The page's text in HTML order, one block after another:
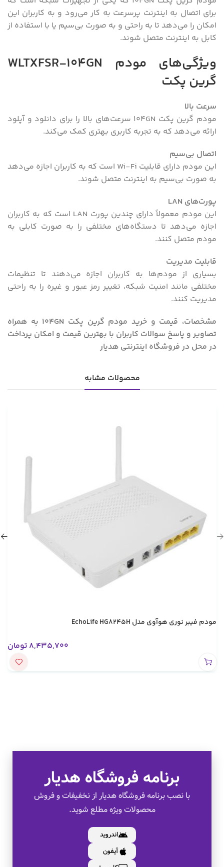
برای اتصال به اینترنت پرسرعت به کار می‌رود و به کاربران این
امکان را می‌دهد تا به راحتی و به صورت بی‌سیم یا با استفاده از
کابل به اینترنت متصل شوند.
ویژگی‌های مودم WLTXFSR-104GN
گرین پکت
سرعت بالا
مودم گرین پکت 104GN سرعت‌های بالا را برای دانلود و آپلود
ارائه می‌دهد که به تجربه کاربری بهتری کمک می‌کند.
اتصال بی‌سیم
این مودم دارای قابلیت Wi-Fi است که به کاربران اجازه می‌دهد
به صورت بی‌سیم به اینترنت متصل شوند.
پورت‌های LAN
این مودم معمولاً دارای چندین پورت LAN است که به کاربران
اجازه می‌دهد تا دستگاه‌های مختلفی را به صورت کابلی به
مودم متصل کنند.
قابلیت مدیریت
بسیاری از مودم‌ها به کاربران اجازه می‌دهند تا تنظیمات
مختلفی مانند امنیت شبکه، تغییر رمز عبور و غیره را به راحتی
مدیریت کنند.
مشخصات، قیمت و خرید مودم گرین پکت 104GN به همراه
تصاویر و پاسخ سوالات کاربران با بهترین قیمت و امکان پرداخت
در محل در فروشگاه اینترنتی هدیار
محصولات مشابه
مودم فیبر نوری هوآوی مدل EchoLife HG8245H
8,435,700 تومان
برنامه فروشگاه هدیار
با نصب برنامه فروشگاه هدیار از نخفیفات و فروش
محصولات ویژه مطلع شوید.
اندروید
آیفون
به صورت اقساط
بدون کارمزد